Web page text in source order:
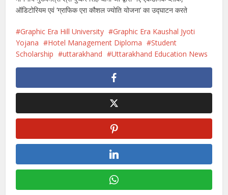
ऑडिटोरियम एवं ‘ग्राफिक एरा कौशल ज्योति योजना’ का उद्घाटन करते
Graphic Era Hill University
Graphic Era Kaushal Jyoti
Yojana
Hotel Management Diploma
Student
Scholarship
uttarakhand Uttarakhand Education News